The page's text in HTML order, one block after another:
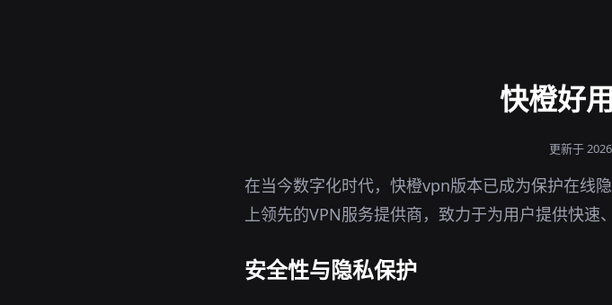
快橙好
更新于
在当今数字化时代，快橙vpn版本已成为保护在线
上领先的VPN服务提供商，致力于为用户提供快速
安全性与隐私保护